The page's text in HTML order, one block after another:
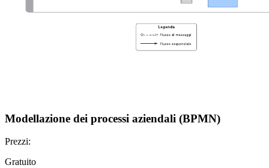
Modellazione dei processi aziendali (BPMN)
Prezzi:
Gratuito